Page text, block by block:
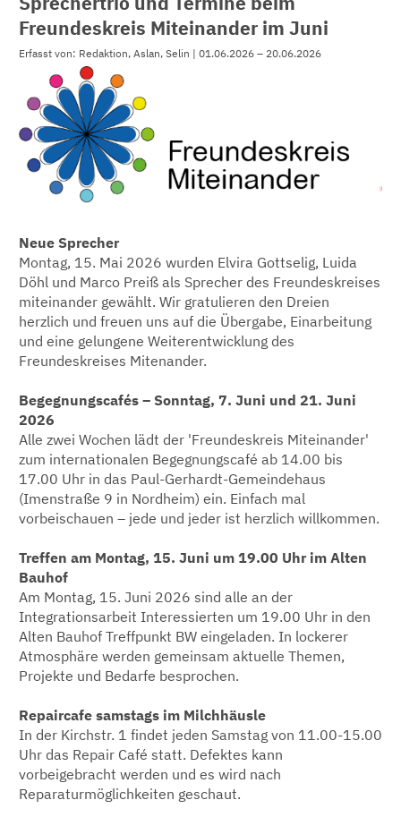
Freundeskreis Miteinander im Juni
Erfasst von: Redaktion, Aslan, Selin | 01.06.2026 – 20.06.2026
Neue Sprecher
Montag, 15. Mai 2026 wurden Elvira Gottselig, Luida
Döhl und Marco Preiß als Sprecher des Freundeskreises
miteinander gewählt. Wir gratulieren den Dreien
herzlich und freuen uns auf die Übergabe, Einarbeitung
und eine gelungene Weiterentwicklung des
Freundeskreises Mitenander.
Begegnungscafés – Sonntag, 7. Juni und 21. Juni
2026
Alle zwei Wochen lädt der 'Freundeskreis Miteinander'
zum internationalen Begegnungscafé ab 14.00 bis
17.00 Uhr in das Paul-Gerhardt-Gemeindehaus
(Imenstraße 9 in Nordheim) ein. Einfach mal
vorbeischauen – jede und jeder ist herzlich willkommen.
Treffen am Montag, 15. Juni um 19.00 Uhr im Alten
Bauhof
Am Montag, 15. Juni 2026 sind alle an der
Integrationsarbeit Interessierten um 19.00 Uhr in den
Alten Bauhof Treffpunkt BW eingeladen. In lockerer
Atmosphäre werden gemeinsam aktuelle Themen,
Projekte und Bedarfe besprochen.
Repaircafe samstags im Milchhäusle
In der Kirchstr. 1 findet jeden Samstag von 11.00-15.00
Uhr das Repair Café statt. Defektes kann
vorbeigebracht werden und es wird nach
Reparaturmöglichkeiten geschaut.